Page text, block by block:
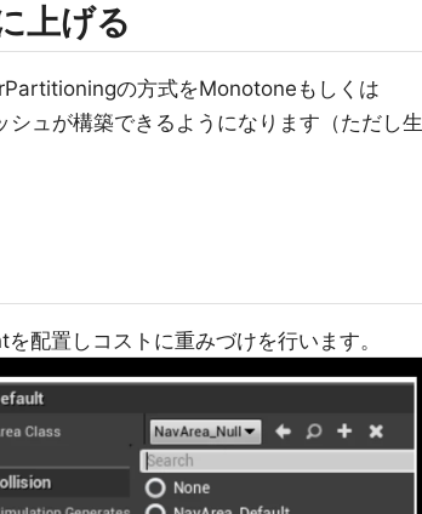
上げる
の方式をMonotoneもしくは
ュが構築できるようになります（ただし生
配置しコストに重みづけを行います。